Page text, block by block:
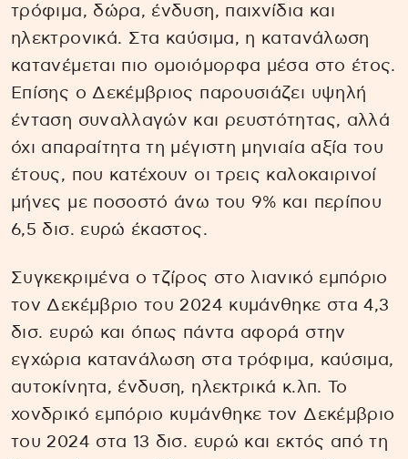
τρόφιμα, δώρα, ένδυση, παιχνίδια και
ηλεκτρονικά. Στα καύσιμα, η κατανάλωση
κατανέμεται πιο ομοιόμορφα μέσα στο έτος.
Επίσης ο Δεκέμβριος παρουσιάζει υψηλή
ένταση συναλλαγών και ρευστότητας, αλλά
όχι απαραίτητα τη μέγιστη μηνιαία αξία του
έτους, που κατέχουν οι τρεις καλοκαιρινοί
μήνες με ποσοστό άνω του 9% και περίπου
6,5 δισ. ευρώ έκαστος.
Συγκεκριμένα ο τζίρος στο λιανικό εμπόριο
τον Δεκέμβριο του 2024 κυμάνθηκε στα 4,3
δισ. ευρώ και όπως πάντα αφορά στην
εγχώρια κατανάλωση στα τρόφιμα, καύσιμα,
αυτοκίνητα, ένδυση, ηλεκτρικά κ.λπ. Το
χονδρικό εμπόριο κυμάνθηκε τον Δεκέμβριο
του 2024 στα 13 δισ. ευρώ και εκτός από τη